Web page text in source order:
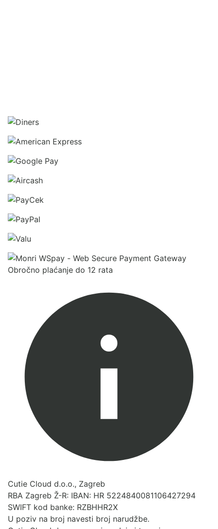
Obročno plaćanje do 12 rata
Cutie Cloud d.o.o., Zagreb
RBA Zagreb Ž-R: IBAN: HR 5224840081106427294
SWIFT kod banke: RZBHHR2X
U poziv na broj navesti broj narudžbe.